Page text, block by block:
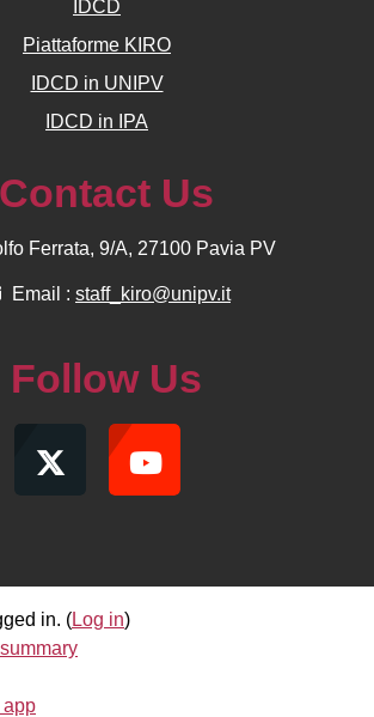
IDCD
Piattaforme KIRO
IDCD in UNIPV
IDCD in IPA
Contact Us
Ferrata, 9/A, 27100 Pavia PV
Email : staff_kiro@unipv.it
Follow Us
in. (Log in)
app